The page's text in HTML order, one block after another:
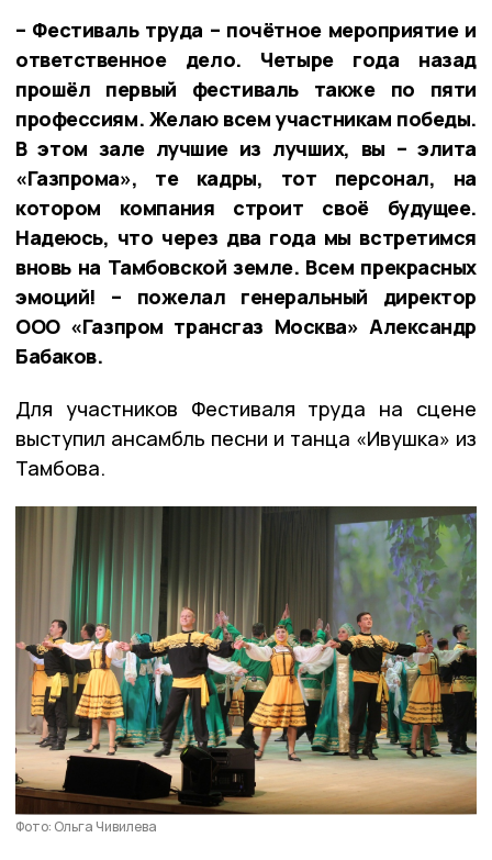
– Фестиваль труда – почётное мероприятие и
ответственное дело. Четыре года назад
прошёл первый фестиваль также по пяти
профессиям. Желаю всем участникам победы.
В этом зале лучшие из лучших, вы – элита
«Газпрома», те кадры, тот персонал, на
котором компания строит своё будущее.
Надеюсь, что через два года мы встретимся
вновь на Тамбовской земле. Всем прекрасных
эмоций! – пожелал генеральный директор
ООО «Газпром трансгаз Москва» Александр
Бабаков.
Для участников Фестиваля труда на сцене
выступил ансамбль песни и танца «Ивушка» из
Тамбова.
Фото: Ольга Чивилева